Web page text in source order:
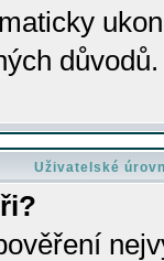
důvodů.
Uživatelské